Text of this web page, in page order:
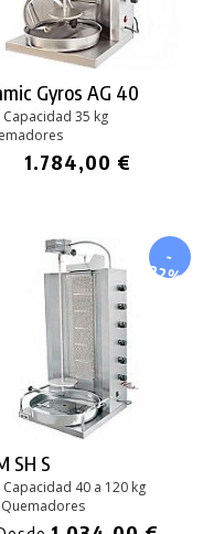
Gyros AG 40
Capacidad 35 kg
1.784,00 €
-
22%
SH S
Capacidad 40 a 120 kg
Quemadores